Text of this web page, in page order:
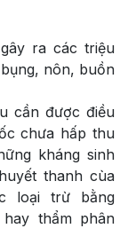
ra các triệu
nôn, buồn
cần được điều
chưa hấp thu
kháng sinh
thanh cùa
loại trừ bằng
thẩm phân